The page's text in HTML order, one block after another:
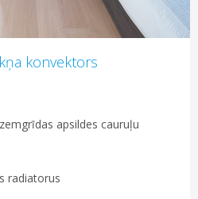
konvektors
apsildes cauruļu
radiatorus